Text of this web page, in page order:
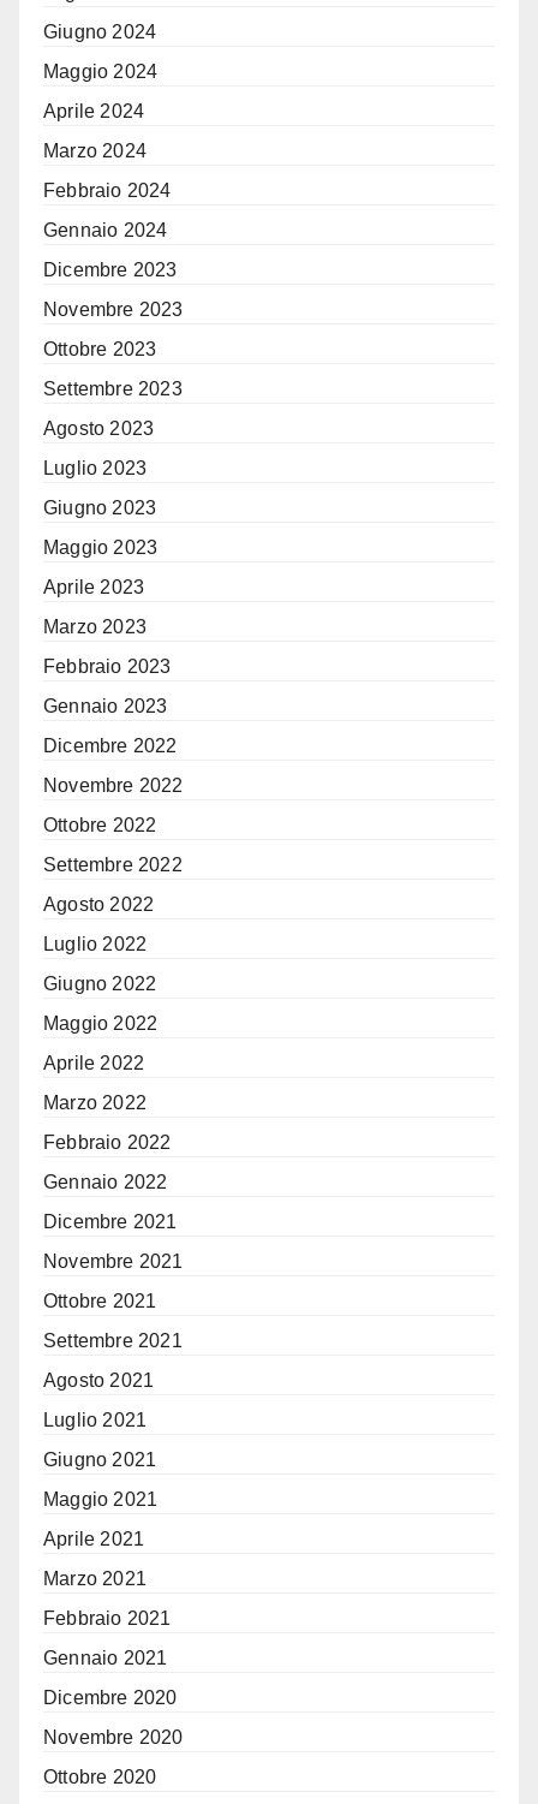
Giugno 2024
Maggio 2024
Aprile 2024
Marzo 2024
Febbraio 2024
Gennaio 2024
Dicembre 2023
Novembre 2023
Ottobre 2023
Settembre 2023
Agosto 2023
Luglio 2023
Giugno 2023
Maggio 2023
Aprile 2023
Marzo 2023
Febbraio 2023
Gennaio 2023
Dicembre 2022
Novembre 2022
Ottobre 2022
Settembre 2022
Agosto 2022
Luglio 2022
Giugno 2022
Maggio 2022
Aprile 2022
Marzo 2022
Febbraio 2022
Gennaio 2022
Dicembre 2021
Novembre 2021
Ottobre 2021
Settembre 2021
Agosto 2021
Luglio 2021
Giugno 2021
Maggio 2021
Aprile 2021
Marzo 2021
Febbraio 2021
Gennaio 2021
Dicembre 2020
Novembre 2020
Ottobre 2020